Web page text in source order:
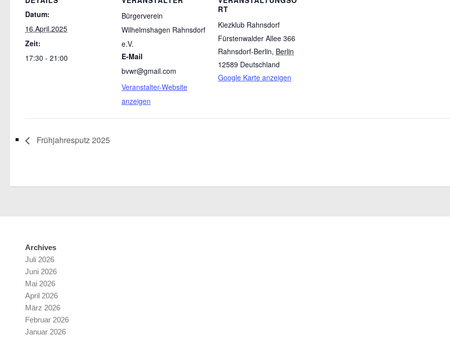
Datum:
16.April.2025
Zeit:
17:30 - 21:00
Bürgerverein
Wilhelmshagen Rahnsdorf
e.V.
E-Mail
bvwr@gmail.com
Veranstalter-Website
anzeigen
RT
Kiezklub Rahnsdorf
Fürstenwalder Allee 366
Rahnsdorf-Berlin, Berlin
12589 Deutschland
Google Karte anzeigen
Frühjahresputz 2025
Archives
Juli 2026
Juni 2026
Mai 2026
April 2026
März 2026
Februar 2026
Januar 2026